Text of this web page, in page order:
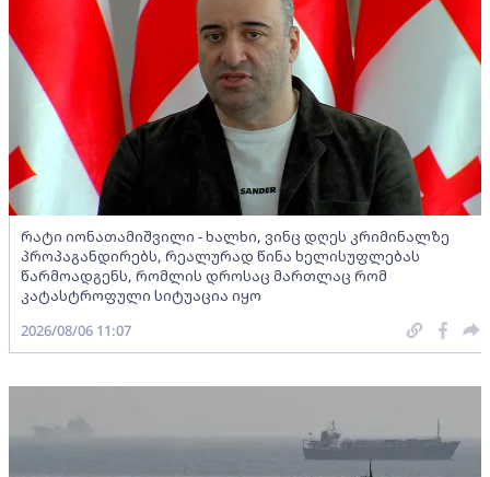
რატი იონათამიშვილი - ხალხი, ვინც დღეს კრიმინალზე
პროპაგანდირებს, რეალურად წინა ხელისუფლებას
წარმოადგენს, რომლის დროსაც მართლაც რომ
კატასტროფული სიტუაცია იყო
2026/08/06 11:07